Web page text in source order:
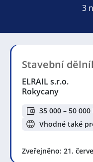
3
Stavební
ELRAIL s.r.o.
Rokycany
35 000 – 50 000
Vhodné také
Zveřejněno: 21.